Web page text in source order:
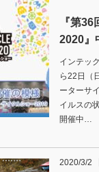
『第
2020』
インテッ
ら22日（
ーターサ
イルスの
開催中…
2020/3/2